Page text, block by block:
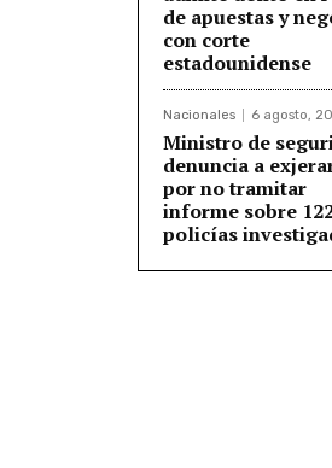
de apuestas y
con corte
estadounidense
Nacionales 6 agosto,
Ministro de
denuncia a
por no tramitar
informe sobre
policías